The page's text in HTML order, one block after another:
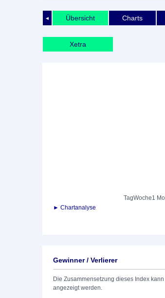
◄ Übersicht Charts
Xetra
TagWoche1
► Chartanalyse
Gewinner / Verlierer
Die Zusammensetzung dieses Index
angezeigt werden.